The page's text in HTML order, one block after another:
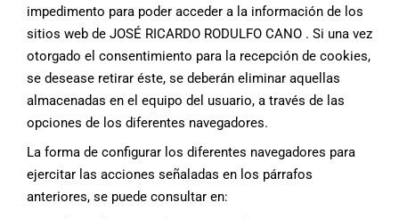
impedimento para poder acceder a la información de los
sitios web de JOSÉ RICARDO RODULFO CANO . Si una vez
otorgado el consentimiento para la recepción de cookies,
se desease retirar éste, se deberán eliminar aquellas
almacenadas en el equipo del usuario, a través de las
opciones de los diferentes navegadores.
La forma de configurar los diferentes navegadores para
ejercitar las acciones señaladas en los párrafos
anteriores, se puede consultar en: